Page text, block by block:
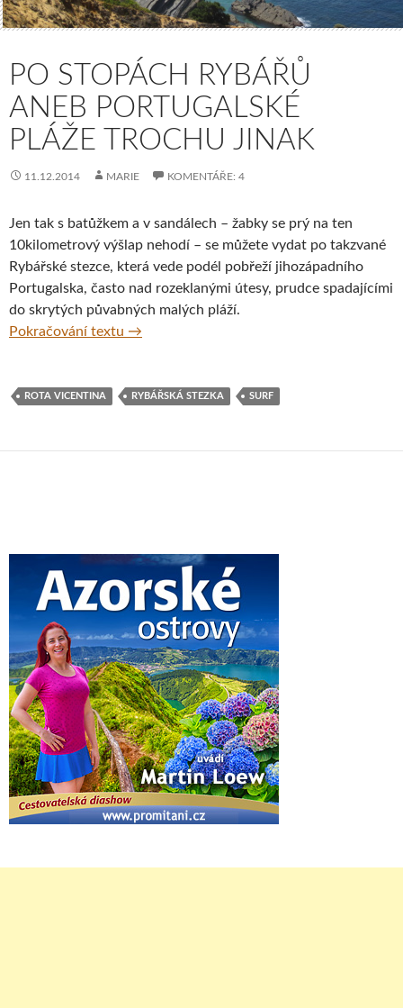
PO STOPÁCH RYBÁŘŮ
ANEB PORTUGALSKÉ
PLÁŽE TROCHU JINAK
11.12.2014 MARIE KOMENTÁŘE: 4
Jen tak s batůžkem a v sandálech – žabky se prý na ten
10kilometrový výšlap nehodí – se můžete vydat po takzvané
Rybářské stezce, která vede podél pobřeží jihozápadního
Portugalska, často nad rozeklanými útesy, prudce spadajícími
do skrytých půvabných malých pláží.
Pokračování textu Po stopách rybářů aneb portugalské pláže
→
ROTA VICENTINA RYBÁŘSKÁ STEZKA SURF